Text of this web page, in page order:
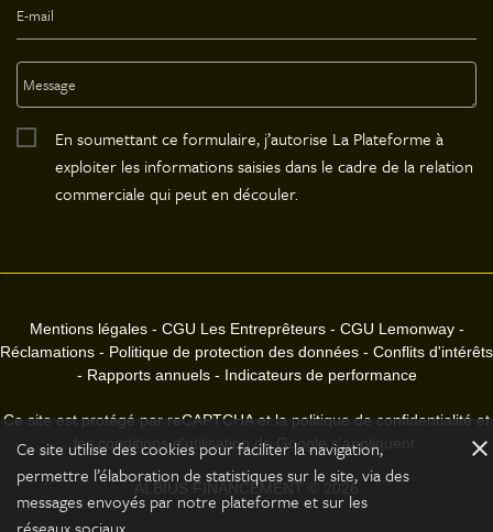
En soumettant ce formulaire, j’autorise La Plateforme à
exploiter les informations saisies dans le cadre de la relation
commerciale qui peut en découler.
Mentions légales- CGU Les Entreprêteurs- CGU Lemonway-
Réclamations - Politique de protection des données - Conflits d'intérêts
- Rapports annuels- Indicateurs de performance
Ce site est protégé par reCAPTCHA et la politique de confidentialité et
les conditions d'utilisation de Google s'appliquent.
ALBIUS FINANCEMENT © 2026
Ce site utilise des cookies pour faciliter la navigation,
permettre l’élaboration de statistiques sur le site, via des
messages envoyés par notre plateforme et sur les
close